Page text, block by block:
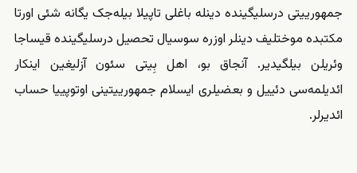
جمهورییتی درسلیگینده دینله باغلی تاپیلا بیله‌جک یگانه شئی اورتا
مکتبده موختلیف دینلر اوزره سوسیال تحصیل درسلیگینده قیساجا
وئریلن بیلگیدیر. آنجاق بو، اهل بِیتی سئون آزلیغین اینکار
ائدیلمه‌سی دئییل و بعضیلری ایسلام جمهورییتینی اوتوپییا حساب
ائدیرلر.